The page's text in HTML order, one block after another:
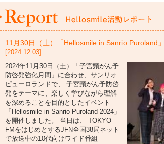
11月30日（土）「Hellosmile in Sanrio Puroland
[2024.12.03]
2024年11月30日（土）「子宮頸がん予
防啓発強化月間」に合わせ、サンリオ
ピューロランドで、 子宮頸がん予防啓
発をテーマに、楽しく学びながら理解
を深めることを目的としたイベント
「Hellosmile in Sanrio Puroland 2024」
を開催しました。 当日は、 TOKYO
FMをはじめとするJFN全国38局ネット
で放送中の10代向けワイド番組